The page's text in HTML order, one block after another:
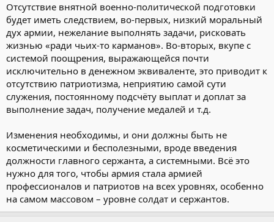
Отсутствие внятной военно-политической подготовки
будет иметь следствием, во-первых, низкий моральный
дух армии, нежелание выполнять задачи, рисковать
жизнью «ради чьих-то карманов». Во-вторых, вкупе с
системой поощрения, выражающейся почти
исключительно в денежном эквиваленте, это приводит к
отсутствию патриотизма, неприятию самой сути
служения, постоянному подсчёту выплат и доплат за
выполнение задач, получение медалей и т.д.
Изменения необходимы, и они должны быть не
косметическими и бесполезными, вроде введения
должности главного сержанта, а системными. Всё это
нужно для того, чтобы армия стала армией
профессионалов и патриотов на всех уровнях, особенно
на самом массовом – уровне солдат и сержантов.